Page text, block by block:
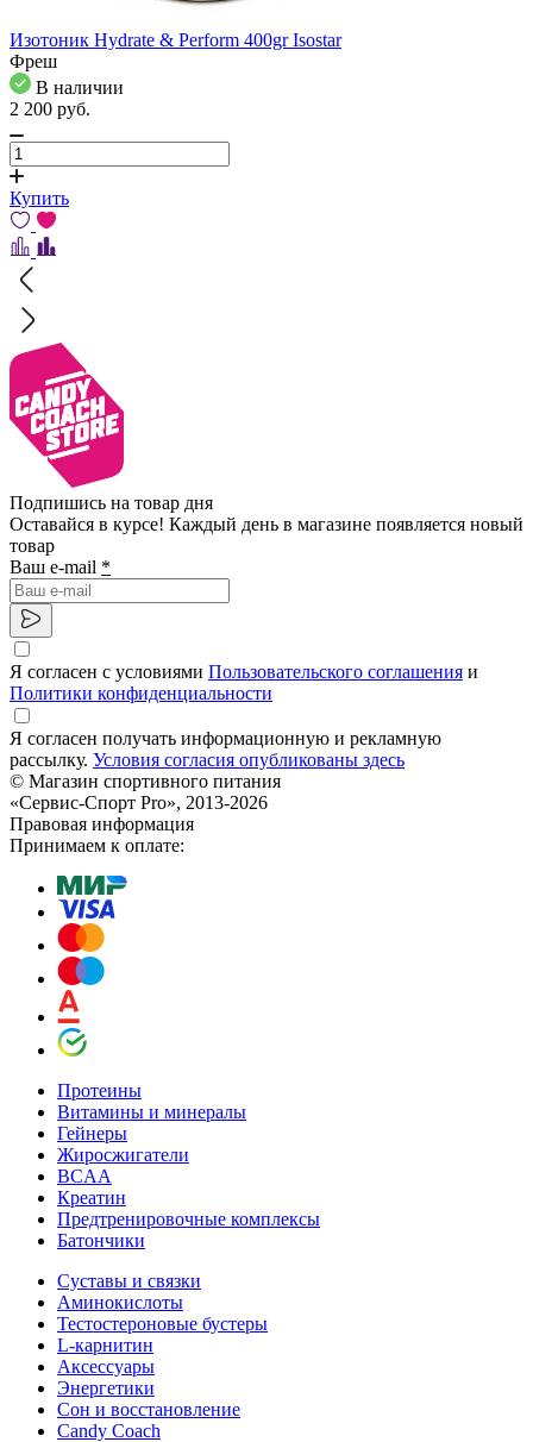
Изотоник Hydrate & Perform 400gr Isostar
Фреш
В наличии
2 200 pуб.
Купить
Подпишись на товар дня
Оставайся в курсе! Каждый день в магазине появляется новый
товар
Ваш e-mail *
Я согласен с условиями Пользовательского соглашения и
Политики конфиденциальности
Я согласен получать информационную и рекламную
рассылку. Условия согласия опубликованы здесь
© Магазин спортивного питания
«Сервис-Спорт Pro», 2013-2026
Правовая информация
Принимаем к оплате:
Протеины
Витамины и минералы
Гейнеры
Жиросжигатели
BCAA
Креатин
Предтренировочные комплексы
Батончики
Суставы и связки
Аминокислоты
Тестостероновые бустеры
L-карнитин
Аксессуары
Энергетики
Сон и восстановление
Candy Coach